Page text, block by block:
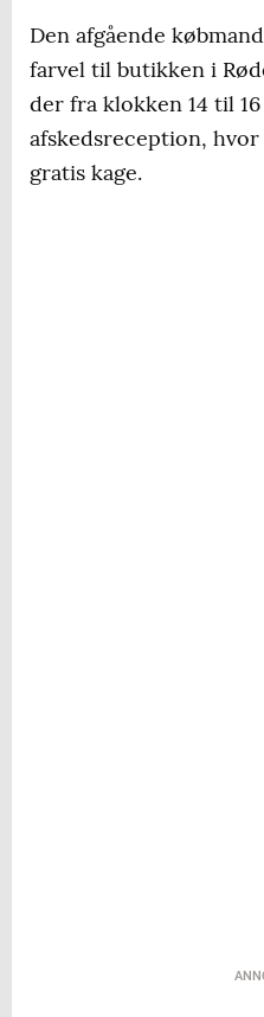
Den afgående
farvel til butikken i
der fra klokken 14 til
afskedsreception,
gratis kage.